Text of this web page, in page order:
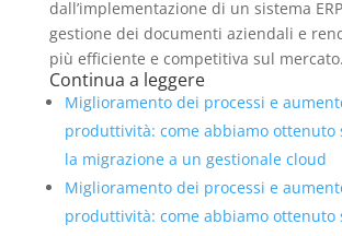
dall’implementazione di un sistema
gestione dei documenti aziendali e
più efficiente e competitiva sul mercato.
Continua a leggere
Miglioramento dei processi e
produttività: come abbiamo ottenuto
la migrazione a un gestionale cloud
Miglioramento dei processi e
produttività: come abbiamo ottenuto